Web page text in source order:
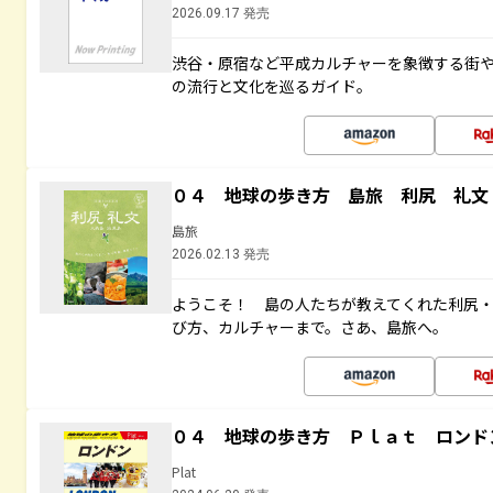
2026.09.17 発売
渋谷・原宿など平成カルチャーを象徴する街
の流行と文化を巡るガイド。
０４ 地球の歩き方 島旅 利尻 礼
島旅
2026.02.13 発売
ようこそ！ 島の人たちが教えてくれた利尻
び方、カルチャーまで。さあ、島旅へ。
０４ 地球の歩き方 Ｐｌａｔ ロンド
Plat